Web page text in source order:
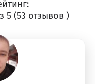
5 (53 отзывов )